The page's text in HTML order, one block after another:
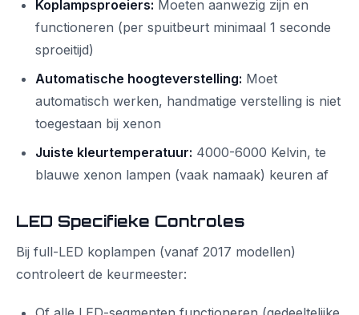
Koplampsproeiers: Moeten aanwezig zijn en
functioneren (per spuitbeurt minimaal 1 seconde
sproeitijd)
Automatische hoogteverstelling: Moet
automatisch werken, handmatige verstelling is niet
toegestaan bij xenon
Juiste kleurtemperatuur: 4000-6000 Kelvin, te
blauwe xenon lampen (vaak namaak) keuren af
LED Specifieke Controles
Bij full-LED koplampen (vanaf 2017 modellen)
controleert de keurmeester: